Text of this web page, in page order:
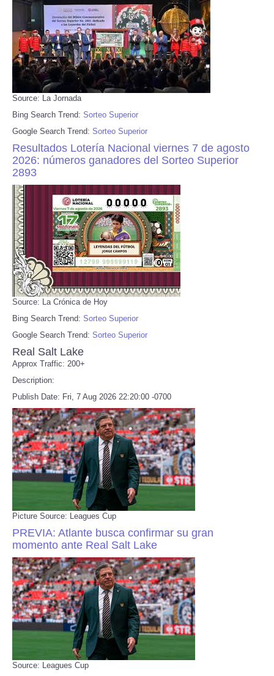
Source: La Jornada
Bing Search Trend: Sorteo Superior
Google Search Trend: Sorteo Superior
Resultados Lotería Nacional viernes 7 de agosto
2026: números ganadores del Sorteo Superior
2893
Source: La Crónica de Hoy
Bing Search Trend: Sorteo Superior
Google Search Trend: Sorteo Superior
Real Salt Lake
Approx Traffic: 200+
Description:
Publish Date: Fri, 7 Aug 2026 22:20:00 -0700
Picture Source: Leagues Cup
PREVIA: Atlante busca confirmar su gran
momento ante Real Salt Lake
Source: Leagues Cup